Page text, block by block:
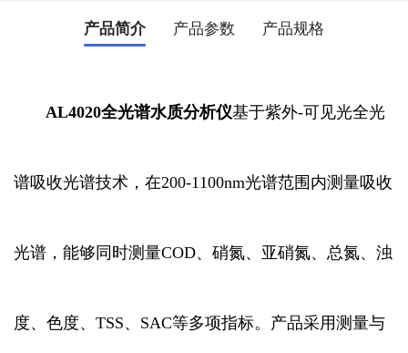
产品简介 产品参数 产品规格
AL4020全光谱水质分析仪基于紫外-可见光全光
谱吸收光谱技术，在200-1100nm光谱范围内测量吸收
光谱，能够同时测量COD、硝氮、亚硝氮、总氮、浊
度、色度、TSS、SAC等多项指标。产品采用测量与